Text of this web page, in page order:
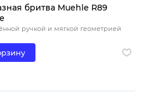
бритва Muehle R89
ручкой и мягкой геометрией